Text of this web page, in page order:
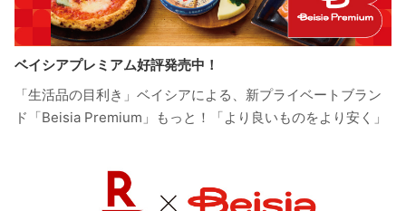
ベイシアプレミアム好評発売中！
「生活品の目利き」ベイシアによる、新プライベートブラン
ド「Beisia Premium」もっと！「より良いものをより安く」